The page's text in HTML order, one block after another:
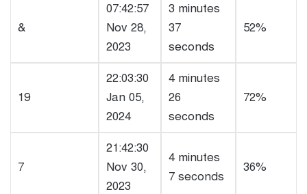
&
07:42:57
Nov 28,
2023
3 minutes
37
seconds
52%
19
22:03:30
Jan 05,
2024
4 minutes
26
seconds
72%
7
21:42:30
Nov 30,
2023
4 minutes
7 seconds
36%